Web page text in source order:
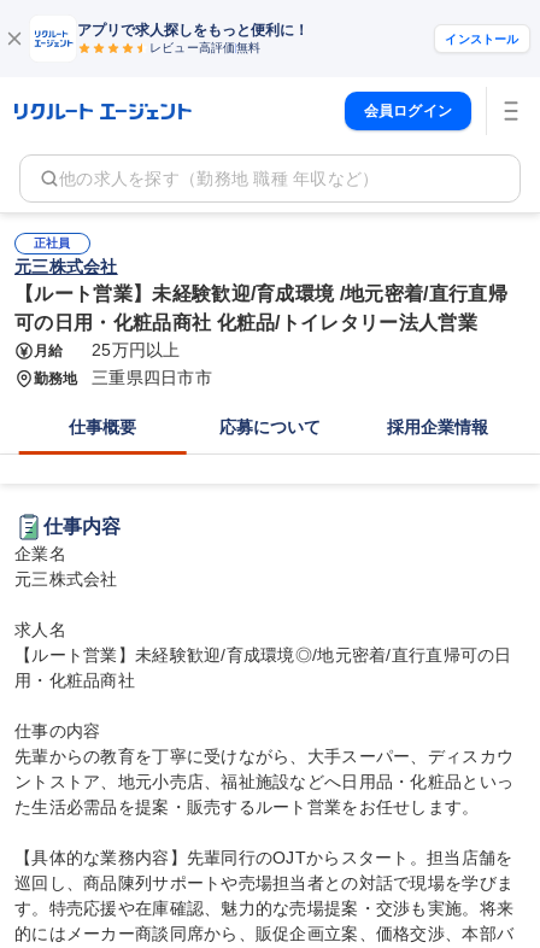
アプリで求人探しをもっと便利に！
レビュー高評価無料
インストール
会員ログイン
他の求人を探す（勤務地 職種 年収など）
正社員
元三株式会社
【ルート営業】未経験歓迎/育成環境 /地元密着/直行直帰
可の日用・化粧品商社 化粧品/トイレタリー法人営業
月給 25万円以上
勤務地 三重県四日市市
仕事概要 応募について 採用企業情報
仕事内容
企業名
元三株式会社
求人名
【ルート営業】未経験歓迎/育成環境◎/地元密着/直行直帰可の日
用・化粧品商社
仕事の内容
先輩からの教育を丁寧に受けながら、大手スーパー、ディスカウ
ントストア、地元小売店、福祉施設などへ日用品・化粧品といっ
た生活必需品を提案・販売するルート営業をお任せします。
【具体的な業務内容】先輩同行のOJTからスタート。担当店舗を
巡回し、商品陳列サポートや売場担当者との対話で現場を学びま
す。特売応援や在庫確認、魅力的な売場提案・交渉も実施。将来
的にはメーカー商談同席から、販促企画立案、価格交渉、本部バ